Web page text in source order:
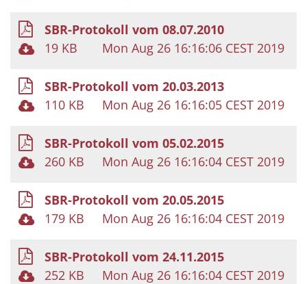
SBR-Protokoll vom 08.07.2010
19 KB
Mon Aug 26 16:16:06 CEST 2019
SBR-Protokoll vom 20.03.2013
110 KB
Mon Aug 26 16:16:05 CEST 2019
SBR-Protokoll vom 05.02.2015
260 KB
Mon Aug 26 16:16:04 CEST 2019
SBR-Protokoll vom 20.05.2015
179 KB
Mon Aug 26 16:16:04 CEST 2019
SBR-Protokoll vom 24.11.2015
252 KB
Mon Aug 26 16:16:04 CEST 2019